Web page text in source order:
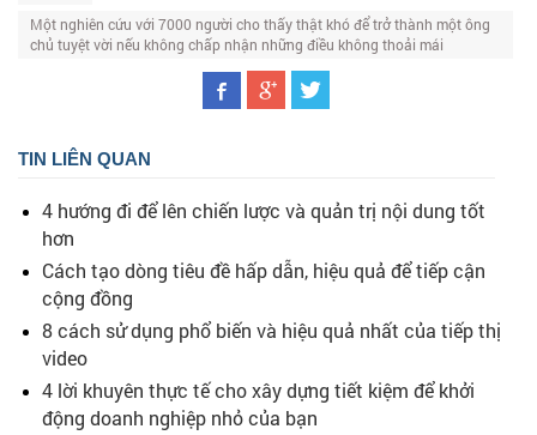
Một nghiên cứu với 7000 người cho thấy thật khó để trở thành một ông
chủ tuyệt vời nếu không chấp nhận những điều không thoải mái
TIN LIÊN QUAN
4 hướng đi để lên chiến lược và quản trị nội dung tốt
hơn
Cách tạo dòng tiêu đề hấp dẫn, hiệu quả để tiếp cận
cộng đồng
8 cách sử dụng phổ biến và hiệu quả nhất của tiếp thị
video
4 lời khuyên thực tế cho xây dựng tiết kiệm để khởi
động doanh nghiệp nhỏ của bạn